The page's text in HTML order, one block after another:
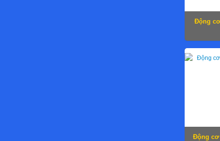
Động
Động cơ